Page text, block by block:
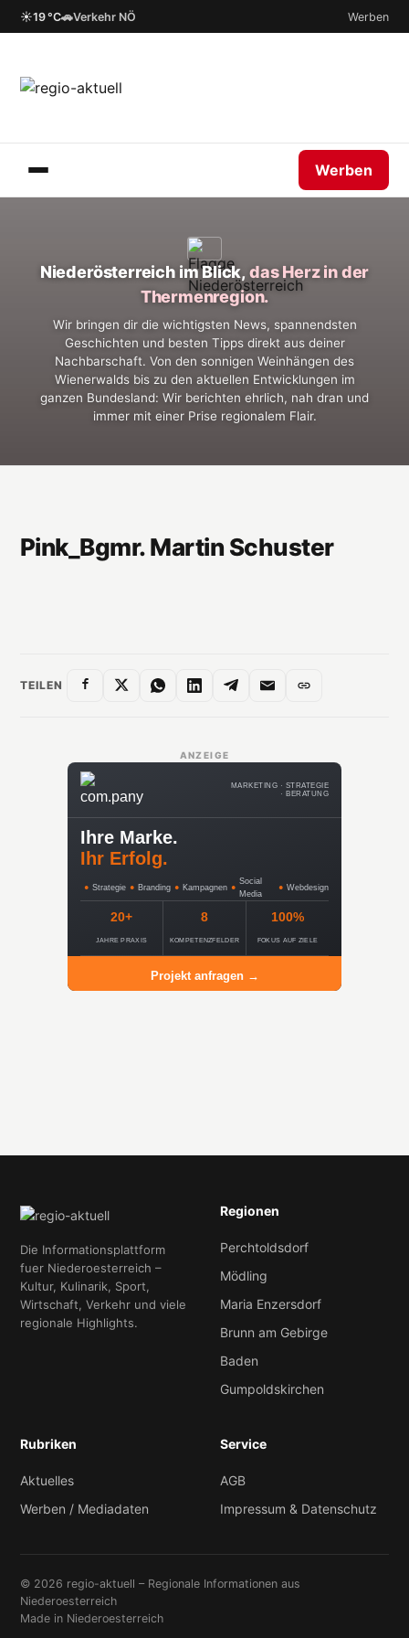
☀19 °C🚗Verkehr NÖ Werben
Werben
Niederösterreich im Blick, das Herz in der
Thermenregion.
Wir bringen dir die wichtigsten News, spannendsten
Geschichten und besten Tipps direkt aus deiner
Nachbarschaft. Von den sonnigen Weinhängen des
Wienerwalds bis zu den aktuellen Entwicklungen im
ganzen Bundesland: Wir berichten ehrlich, nah dran und
immer mit einer Prise regionalem Flair.
Pink_Bgmr. Martin Schuster
TEILEN
ANZEIGE
MARKETING · STRATEGIE
· BERATUNG
Ihre Marke.
Ihr Erfolg.
● Strategie ● Branding ● Kampagnen ●
Social
Media
● Webdesign
20+
JAHRE PRAXIS
8
KOMPETENZFELDER
100%
FOKUS AUF ZIELE
Projekt anfragen →
Die Informationsplattform
fuer Niederoesterreich –
Kultur, Kulinarik, Sport,
Wirtschaft, Verkehr und viele
regionale Highlights.
Regionen
Perchtoldsdorf
Mödling
Maria Enzersdorf
Brunn am Gebirge
Baden
Gumpoldskirchen
Rubriken
Aktuelles
Werben / Mediadaten
Service
AGB
Impressum & Datenschutz
© 2026 regio-aktuell – Regionale Informationen aus
Niederoesterreich
Made in Niederoesterreich